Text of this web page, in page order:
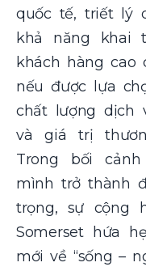
quốc tế, triết lý
khả năng khai
khách hàng cao
nếu được lựa
chất lượng dịch
và giá trị
Trong bối
mình trở thành
trọng, sự cộng
Somerset hứa
mới về “sống –